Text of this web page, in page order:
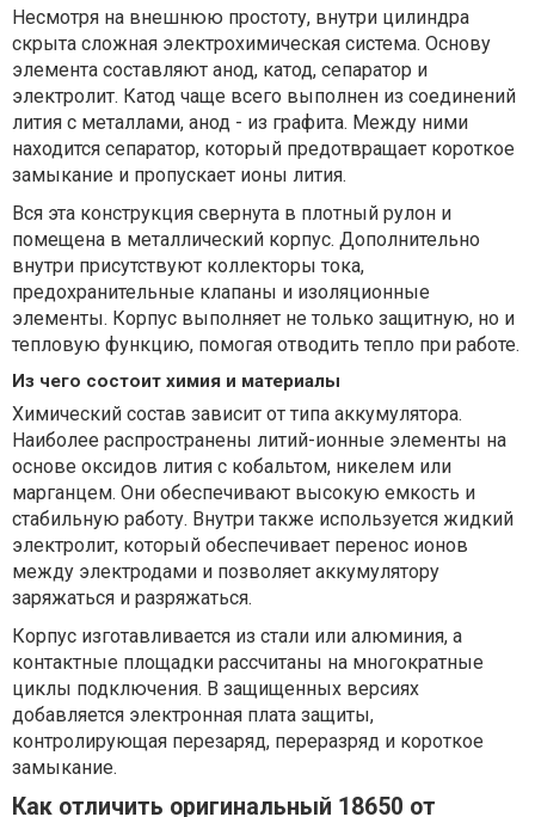
Несмотря на внешнюю простоту, внутри цилиндра
скрыта сложная электрохимическая система. Основу
элемента составляют анод, катод, сепаратор и
электролит. Катод чаще всего выполнен из соединений
лития с металлами, анод - из графита. Между ними
находится сепаратор, который предотвращает короткое
замыкание и пропускает ионы лития.
Вся эта конструкция свернута в плотный рулон и
помещена в металлический корпус. Дополнительно
внутри присутствуют коллекторы тока,
предохранительные клапаны и изоляционные
элементы. Корпус выполняет не только защитную, но и
тепловую функцию, помогая отводить тепло при работе.
Из чего состоит химия и материалы
Химический состав зависит от типа аккумулятора.
Наиболее распространены литий-ионные элементы на
основе оксидов лития с кобальтом, никелем или
марганцем. Они обеспечивают высокую емкость и
стабильную работу. Внутри также используется жидкий
электролит, который обеспечивает перенос ионов
между электродами и позволяет аккумулятору
заряжаться и разряжаться.
Корпус изготавливается из стали или алюминия, а
контактные площадки рассчитаны на многократные
циклы подключения. В защищенных версиях
добавляется электронная плата защиты,
контролирующая перезаряд, переразряд и короткое
замыкание.
Как отличить оригинальный 18650 от